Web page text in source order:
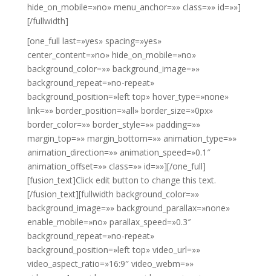
hide_on_mobile=»no» menu_anchor=»» class=»» id=»»]
[/fullwidth]
[one_full last=»yes» spacing=»yes»
center_content=»no» hide_on_mobile=»no»
background_color=»» background_image=»»
background_repeat=»no-repeat»
background_position=»left top» hover_type=»none»
link=»» border_position=»all» border_size=»0px»
border_color=»» border_style=»» padding=»»
margin_top=»» margin_bottom=»» animation_type=»»
animation_direction=»» animation_speed=»0.1″
animation_offset=»» class=»» id=»»][/one_full]
[fusion_text]Click edit button to change this text.
[/fusion_text][fullwidth background_color=»»
background_image=»» background_parallax=»none»
enable_mobile=»no» parallax_speed=»0.3″
background_repeat=»no-repeat»
background_position=»left top» video_url=»»
video_aspect_ratio=»16:9″ video_webm=»»